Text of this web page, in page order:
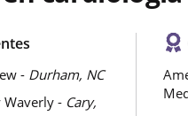
- Durham, NC
Waverly - Cary,